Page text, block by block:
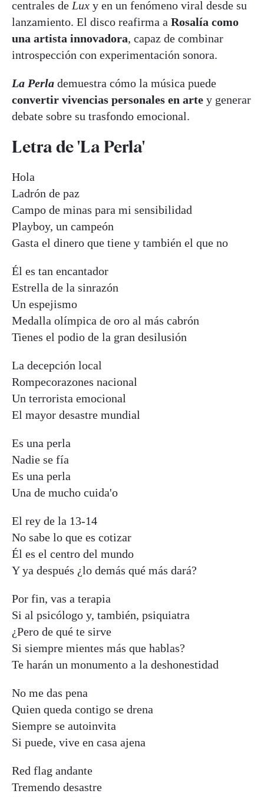
centrales de Lux y en un fenómeno viral desde su
lanzamiento. El disco reafirma a Rosalía como
una artista innovadora, capaz de combinar
introspección con experimentación sonora.
La Perla demuestra cómo la música puede
convertir vivencias personales en arte y generar
debate sobre su trasfondo emocional.
Letra de 'La Perla'
Hola
Ladrón de paz
Campo de minas para mi sensibilidad
Playboy, un campeón
Gasta el dinero que tiene y también el que no
Él es tan encantador
Estrella de la sinrazón
Un espejismo
Medalla olímpica de oro al más cabrón
Tienes el podio de la gran desilusión
La decepción local
Rompecorazones nacional
Un terrorista emocional
El mayor desastre mundial
Es una perla
Nadie se fía
Es una perla
Una de mucho cuida'o
El rey de la 13-14
No sabe lo que es cotizar
Él es el centro del mundo
Y ya después ¿lo demás qué más dará?
Por fin, vas a terapia
Si al psicólogo y, también, psiquiatra
¿Pero de qué te sirve
Si siempre mientes más que hablas?
Te harán un monumento a la deshonestidad
No me das pena
Quien queda contigo se drena
Siempre se autoinvita
Si puede, vive en casa ajena
Red flag andante
Tremendo desastre